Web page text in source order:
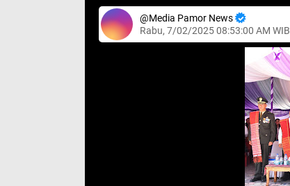
Media Pamor News
Rabu, 7/02/2025 08:53:00 AM WIB